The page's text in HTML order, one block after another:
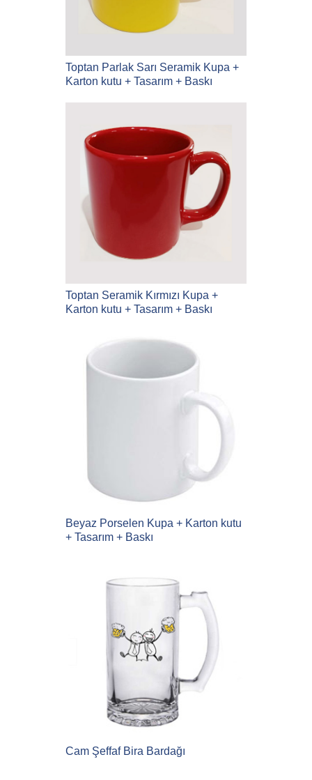
Toptan Parlak Sarı Seramik Kupa +
Karton kutu + Tasarım + Baskı
Toptan Seramik Kırmızı Kupa +
Karton kutu + Tasarım + Baskı
Beyaz Porselen Kupa + Karton kutu
+ Tasarım + Baskı
Cam Şeffaf Bira Bardağı